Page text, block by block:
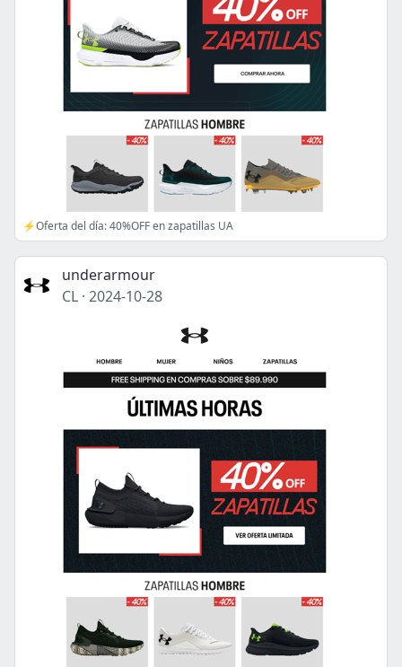
⚡Oferta del día: 40%OFF en zapatillas UA
underarmour
CL · 2024-10-28